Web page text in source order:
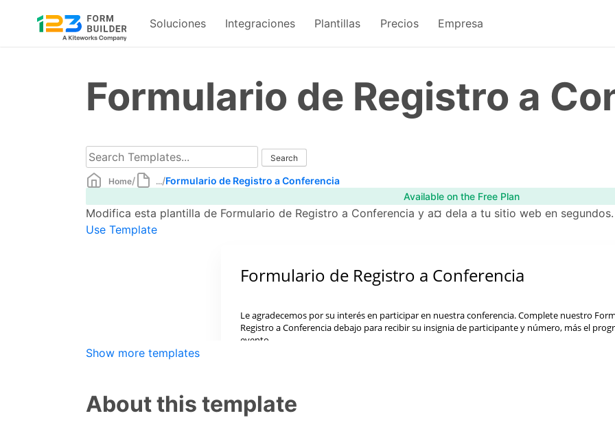
Soluciones Integraciones Plantillas Precios Empresa
Formulario de Registro a
Home/ .../Formulario de Registro a Conferencia
Available on the Free Plan
Modifica esta plantilla de Formulario de Registro a Conferencia y a¤ dela a tu sitio web en
Use Template
Show more templates
About this template